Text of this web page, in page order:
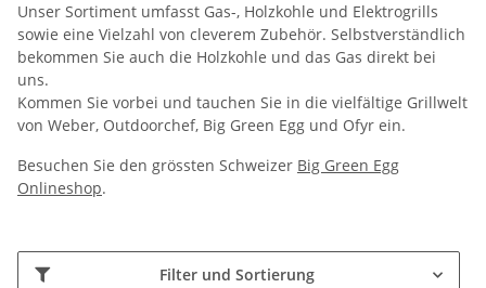
Unser Sortiment umfasst Gas-, Holzkohle und Elektrogrills
sowie eine Vielzahl von cleverem Zubehör. Selbstverständlich
bekommen Sie auch die Holzkohle und das Gas direkt bei
uns.
Kommen Sie vorbei und tauchen Sie in die vielfältige Grillwelt
von Weber, Outdoorchef, Big Green Egg und Ofyr ein.
Besuchen Sie den grössten Schweizer Big Green Egg
Onlineshop.
Filter und Sortierung